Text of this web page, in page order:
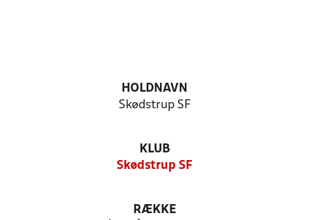
HOLDNAVN
Skødstrup SF
KLUB
Skødstrup SF
RÆKKE